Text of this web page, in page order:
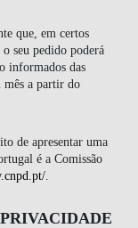
que, em certos
seu pedido poderá
informados das
mês a partir do
de apresentar uma
é a Comissão
.